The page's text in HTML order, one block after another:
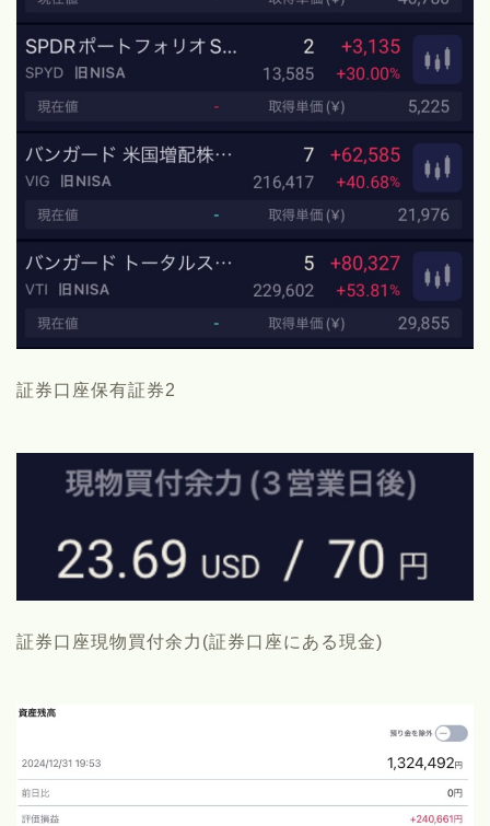
証券口座保有証券2
証券口座現物買付余力(証券口座にある現金)